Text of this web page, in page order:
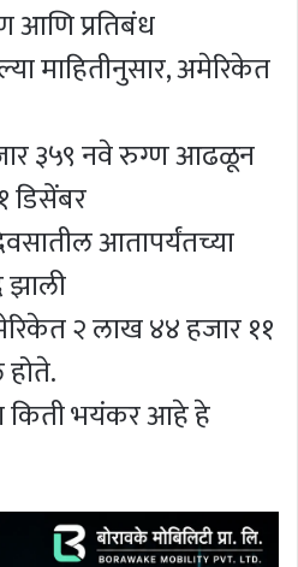
आणि प्रतिबंध
माहितीनुसार, अमेरिकेत
३५९ नवे रुग्ण आढळून
आतापर्यंतच्या
झाली
२ लाख ४४ हजार ११
भयंकर आहे हे